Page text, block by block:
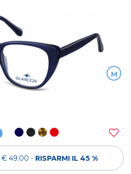
M
€ 49.00 - RISPARMI IL 45 %